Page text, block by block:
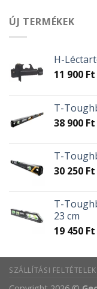
ÚJ TERMÉKEK
H-
11 900 Ft
T-
38 900 Ft
T-
30 250 Ft
T-
23 cm
19 450 Ft
SZÁLLÍTÁSI FELTÉTELEK